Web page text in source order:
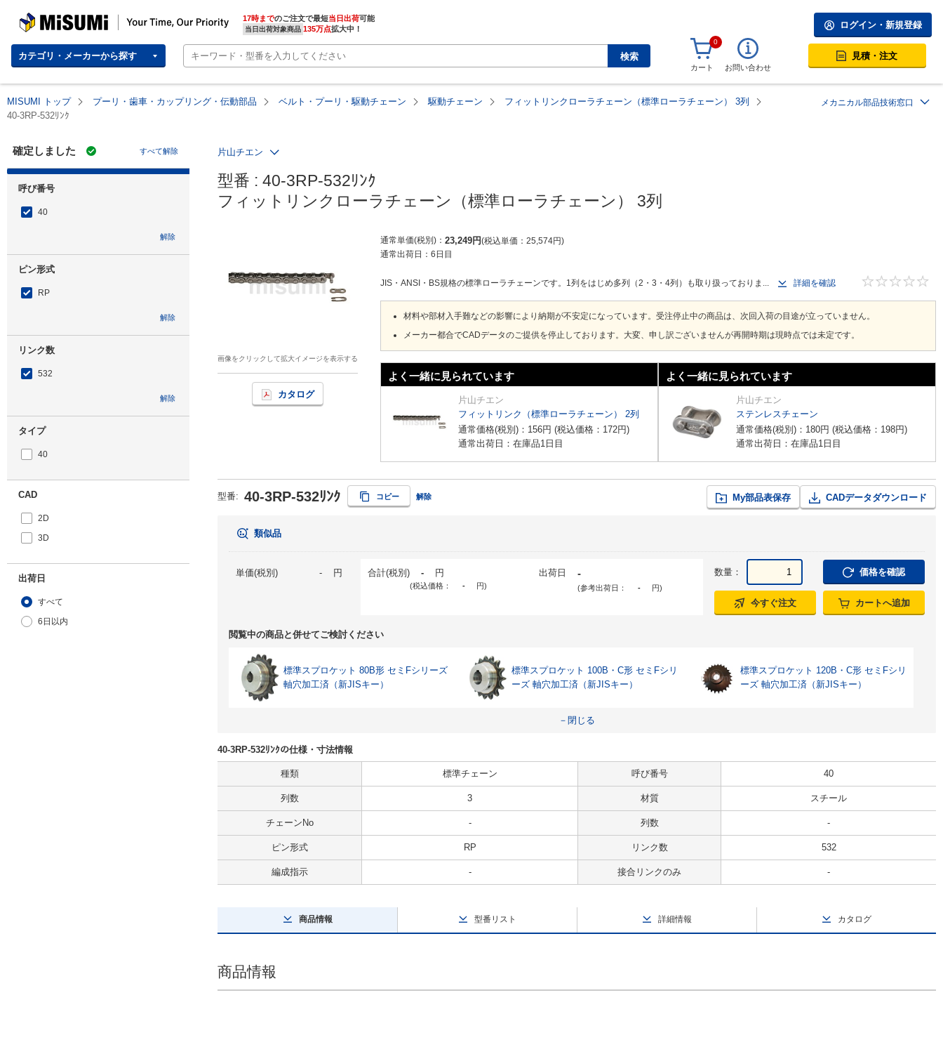
MISUMI | Your Time, Our Priority 17時までのご注文で最短当日出荷
当日出荷対象商品 135万点拡大中！
カテゴリ・メーカーから探す 検索
ログイン・新規登録
0
カート お問い合わせ
見積・注文
MISUMI トップ プーリ・歯車・カップリング・伝動部品 ベルト・プーリ・駆動チェーン 駆動チェーン
フィットリンクローラチェーン（標準ローラチェーン） 3列
40-3RP-532ﾘﾝｸ
メカニカル部品技術窓口
確定しました すべて解除
呼び番号
40
解除
ピン形式
RP
解除
リンク数
532
解除
タイプ
40
CAD
2D
3D
出荷日
すべて
6日以内
片山チエン
型番 : 40-3RP-532ﾘﾝｸ
フィットリンクローラチェーン（標準ローラチェーン） 3列
画像をクリックして拡大イメージを表示する
カタログ
通常単価(税別) 23,249円 税込単価 25,574円
通常出荷日： 6日目
JIS・ANSI・BS規格の標準ローラチェーンです。1列をはじめ多列（2・3・4列）も取り扱っておりま... 詳細を確認
材料や部材入手難などの影響により納期が不安定になっています。受注停止中の商品は、次回入荷の目途が立っていません。
メーカー都合でCADデータのご提供を停止しております。大変、申し訳ございませんが再開時期は現時点では未定です。
よく一緒に見られています
片山チエン
フィットリンク（標準ローラチェーン） 2列
通常価格(税別)： 156円 (税込価格： 172円)
通常出荷日：在庫品1日目
よく一緒に見られています
片山チエン
ステンレスチェーン
通常価格(税別)： 180円 (税込価格： 198円)
通常出荷日：在庫品1日目
型番: 40-3RP-532ﾘﾝｸ コピー 解除 My部品表保存 CADデータダウンロード
類似品
単価(税別) - 円 合計(税別) - 円
(税込価格： - 円)
出荷日 -
(参考出荷日： - 円)
数量： 価格を確認
今すぐ注文 カートへ追加
閲覧中の商品と併せてご検討ください
標準スプロケット 80B形 セミFシリーズ
軸穴加工済（新JISキー）
標準スプロケット 100B・C形 セミFシリ
ーズ 軸穴加工済（新JISキー）
標準スプロケット 120B・C形 セミFシリ
ーズ 軸穴加工済（新JISキー）
－閉じる
40-3RP-532ﾘﾝｸの仕様・寸法情報
種類 標準チェーン 呼び番号 40
列数 3 材質 スチール
チェーンNo - 列数 -
ピン形式 RP リンク数 532
編成指示 - 接合リンクのみ -
商品情報 型番リスト 詳細情報 カタログ
商品情報